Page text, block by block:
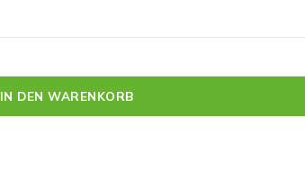
IN DEN WARENKORB